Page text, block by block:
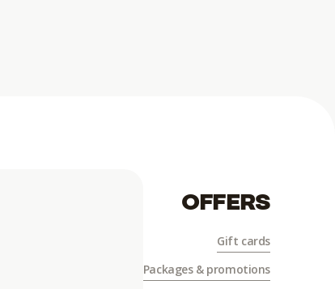
OFFERS
Gift cards
Packages & promotions